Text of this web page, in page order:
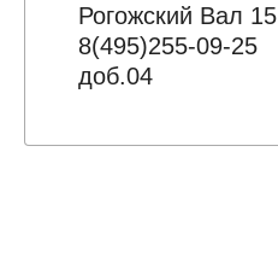
Рогожский Вал 15
8(495)255-09-25
доб.04